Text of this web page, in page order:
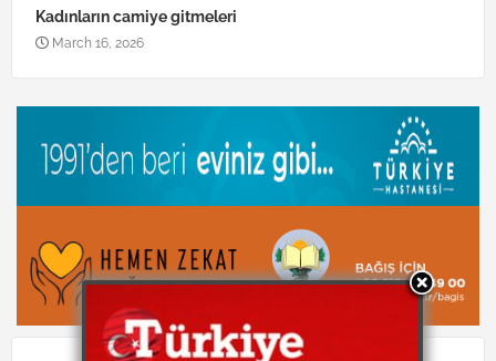
Kadınların camiye gitmeleri
March 16, 2026